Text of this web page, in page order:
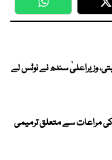
WhatsApp
وزیراعلیٰ سندھ نے نوٹس لے
کی مراعات سے متعلق ترمیمی